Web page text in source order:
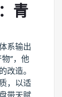
青
系输出
”，他
改造。
，以适